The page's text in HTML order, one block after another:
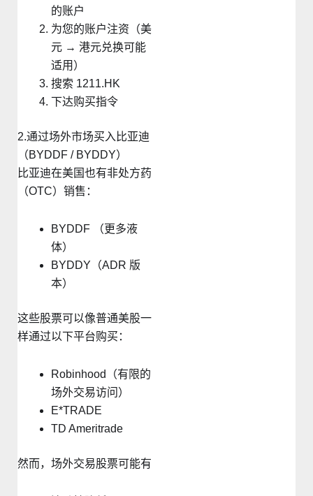
的账户
为您的账户注资（美
元 → 港元兑换可能
适用）
搜索 1211.HK
下达购买指令
2.通过场外市场买入比亚迪
（BYDDF / BYDDY）
比亚迪在美国也有非处方药
（OTC）销售：
BYDDF （更多液
体）
BYDDY（ADR 版
本）
这些股票可以像普通美股一
样通过以下平台购买：
Robinhood（有限的
场外交易访问）
E*TRADE
TD Ameritrade
然而，场外交易股票可能有